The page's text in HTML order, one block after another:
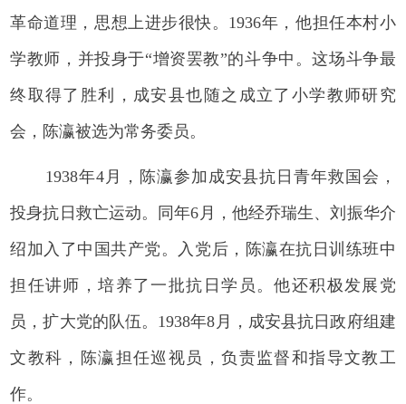
革命道理，思想上进步很快。1936年，他担任本村小
学教师，并投身于“增资罢教”的斗争中。这场斗争最
终取得了胜利，成安县也随之成立了小学教师研究
会，陈瀛被选为常务委员。
1938年4月，陈瀛参加成安县抗日青年救国会，
投身抗日救亡运动。同年6月，他经乔瑞生、刘振华介
绍加入了中国共产党。入党后，陈瀛在抗日训练班中
担任讲师，培养了一批抗日学员。他还积极发展党
员，扩大党的队伍。1938年8月，成安县抗日政府组建
文教科，陈瀛担任巡视员，负责监督和指导文教工
作。